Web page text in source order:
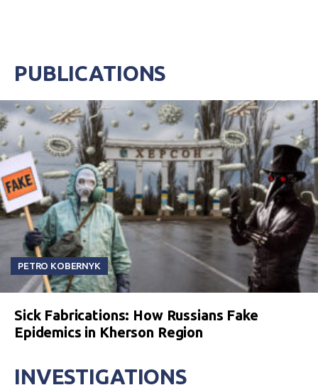
PUBLICATIONS
PETRO KOBERNYK
Sick Fabrications: How Russians Fake
Epidemics in Kherson Region
INVESTIGATIONS